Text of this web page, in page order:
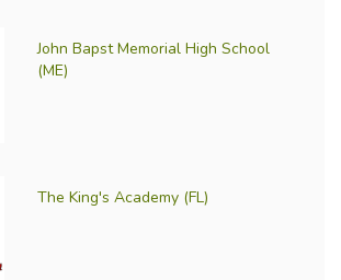
John Bapst Memorial High School
(ME)
The King's Academy (FL)